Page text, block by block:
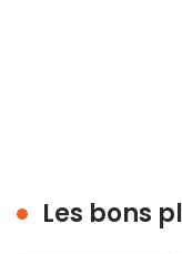
Les bons